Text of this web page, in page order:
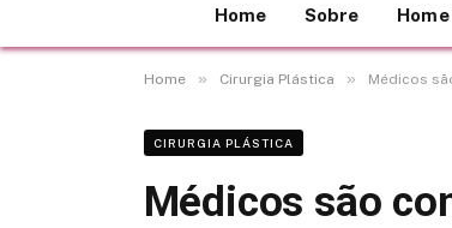
Home Sobre
Home » Cirurgia Plástica » Médicos
CIRURGIA PLÁSTICA
Médicos são